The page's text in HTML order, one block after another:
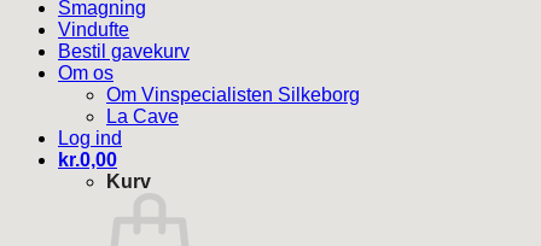
Smagning
Vindufte
Bestil gavekurv
Om os
Om Vinspecialisten Silkeborg
La Cave
Log ind
kr.0,00
Kurv